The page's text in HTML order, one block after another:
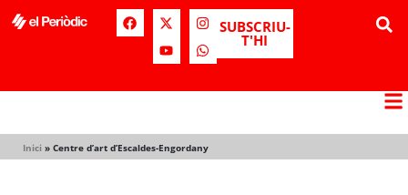
SUBSCRIU-
T'HI
Inici » Centre d’art d’Escaldes-Engordany